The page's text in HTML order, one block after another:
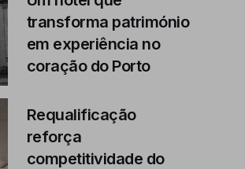
transforma património
em experiência no
coração do Porto
Requalificação
reforça
competitividade do